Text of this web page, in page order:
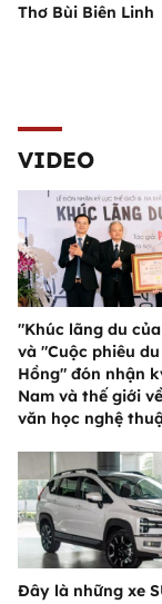
Thơ Bùi Biên Linh
VIDEO
"Khúc lãng du
và "Cuộc phiêu
Hồng" đón nhận
Nam và thế giới
văn học nghệ
Đây là những xe